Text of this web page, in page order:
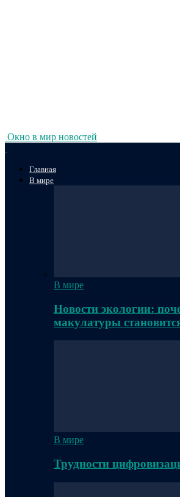
Окно в мир новостей
Главная
В мире
В мире
Новости экологии:
макулатуры
В мире
Трудности